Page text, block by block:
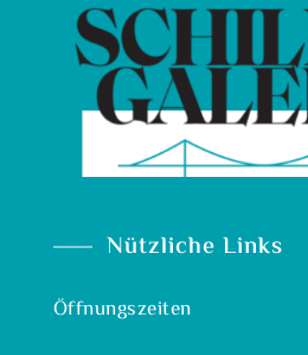
Nützliche Links
Öffnungszeiten